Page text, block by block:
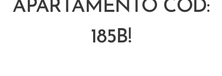
APARTAMENTO COD:
185B!